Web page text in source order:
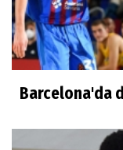
Barcelona'da